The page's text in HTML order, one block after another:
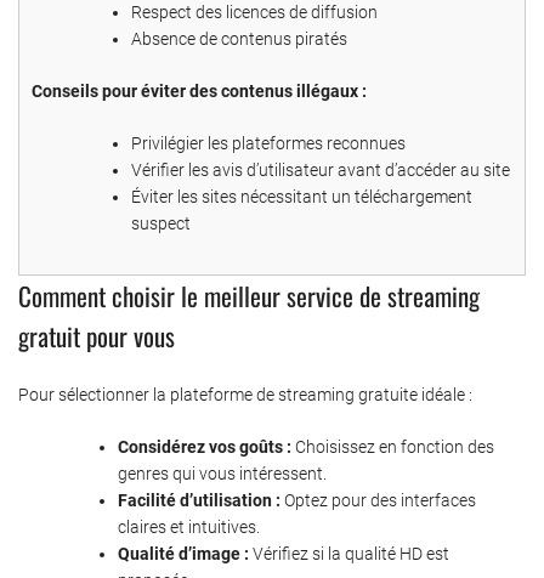
Respect des licences de diffusion
Absence de contenus piratés
Conseils pour éviter des contenus illégaux :
Privilégier les plateformes reconnues
Vérifier les avis d’utilisateur avant d’accéder au site
Éviter les sites nécessitant un téléchargement
suspect
Comment choisir le meilleur service de streaming
gratuit pour vous
Pour sélectionner la plateforme de streaming gratuite idéale :
Considérez vos goûts : Choisissez en fonction des
genres qui vous intéressent.
Facilité d’utilisation : Optez pour des interfaces
claires et intuitives.
Qualité d’image : Vérifiez si la qualité HD est